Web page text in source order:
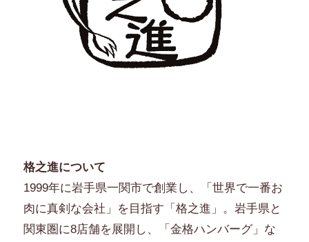
格之進について
1999年に岩手県一関市で創業し、「世界で一番お
肉に真剣な会社」を目指す「格之進」。岩手県と
関東圏に8店舗を展開し、「金格ハンバーグ」な